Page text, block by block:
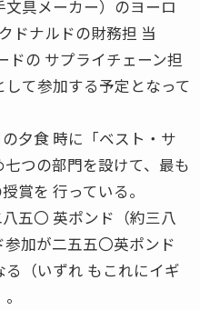
具メーカー）のヨーロ
ドナルドの財務担 当
ドの サプライチェーン担
て参加する予定となって
夕食 時に「ベスト・サ
つの部門を設けて、最も
賞を 行っている。
五〇 英ポンド（約三八
加が二五五〇英ポンド
る（いずれ もこれにイギ